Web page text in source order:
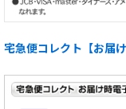
宅急便コレクト【お届